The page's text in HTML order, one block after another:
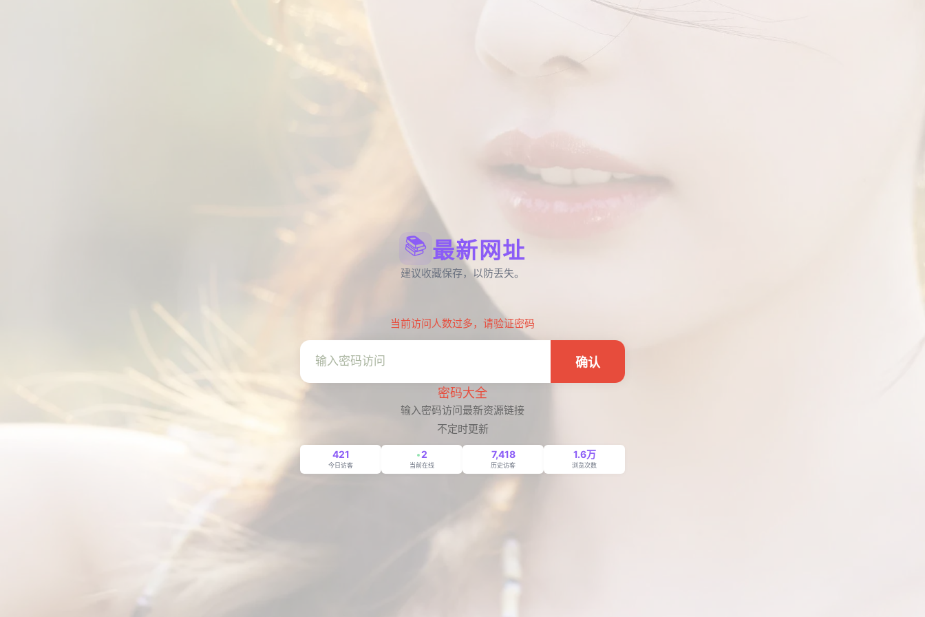
📚 最新网址
建议收藏保存，以防丢失。
当前访问人数过多，请验证密码
确认
密码大全
输入密码访问最新资源链接
不定时更新
421
今日访客
2
当前在线
7,418
历史访客
1.6万
浏览次数